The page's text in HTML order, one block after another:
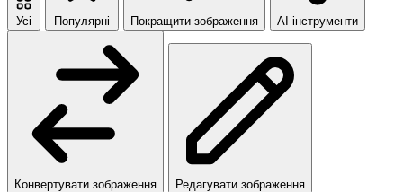
Усі Популярні Покращити зображення AI інструменти
Конвертувати зображення Редагувати зображення